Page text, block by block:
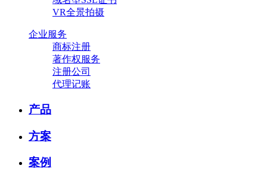
VR全景拍摄
企业服务
商标注册
著作权服务
注册公司
代理记账
产品
方案
案例